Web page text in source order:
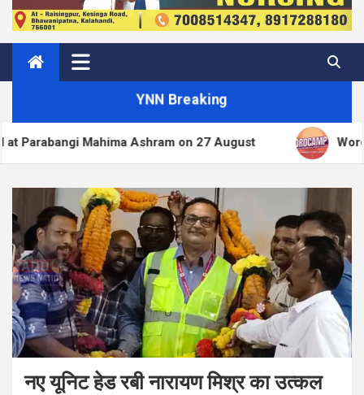
YNN Breaking
Ashram on 27 August WordPress.org
नए यूनिट हेड रबी नारायण मिश्र का उत्कल